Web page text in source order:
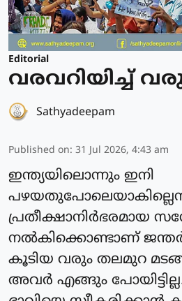
Editorial
വരവറിയിച്ച്
Sathyadeepam
Published on: 31 Jul 2026, 4:43 am
ഇന്ത്യയിലൊന്നും ഇനി
പ്രതീക്ഷാനിർഭരമായ
നൽകിക്കൊണ്ടാണ്
കൂടിയ വരും തലമുറ
അവർ എങ്ങും